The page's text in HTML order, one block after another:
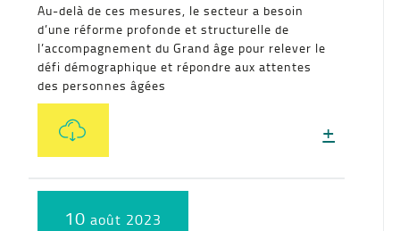
Au-delà de ces mesures, le secteur a besoin
d’une réforme profonde et structurelle de
l’accompagnement du Grand âge pour relever le
défi démographique et répondre aux attentes
des personnes âgées
+
10 août 2023